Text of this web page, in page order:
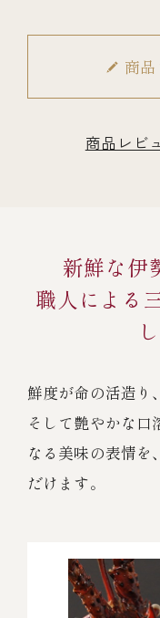
商
商品レビ
新鮮な伊
職人による
鮮度が命の活造り
そして艶やかな口
なる美味の表情を
だけます。